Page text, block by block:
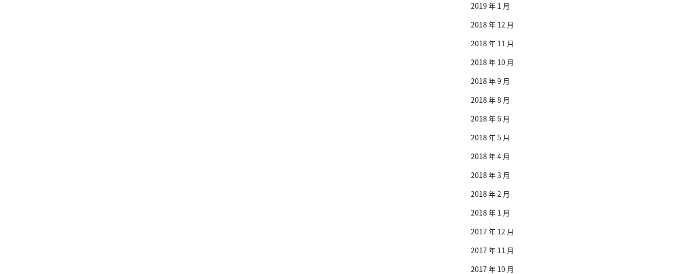
2019 年 1 月
2018 年 12 月
2018 年 11 月
2018 年 10 月
2018 年 9 月
2018 年 8 月
2018 年 6 月
2018 年 5 月
2018 年 4 月
2018 年 3 月
2018 年 2 月
2018 年 1 月
2017 年 12 月
2017 年 11 月
2017 年 10 月